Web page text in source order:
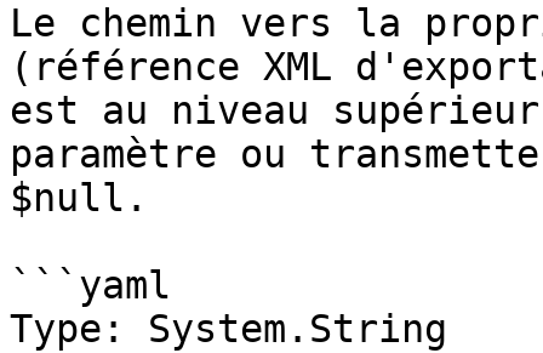
Le chemin vers la
(référence XML
est au niveau
paramètre ou
$null.
```yaml
Type: System.String